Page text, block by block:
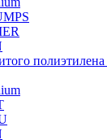
полиэтилена